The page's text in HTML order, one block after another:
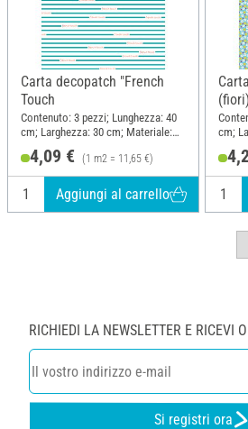
Carta decopatch "French
Touch
Contenuto: 3 pezzi; Lunghezza: 40
cm; Larghezza: 30 cm; Materiale:
Carta
4,09 € (1 m2 = 11,65 €)
Aggiungi al carrello
(fiori)
cm;
Carta
RICHIEDI LA NEWSLETTER E RICEVI
Si registri ora